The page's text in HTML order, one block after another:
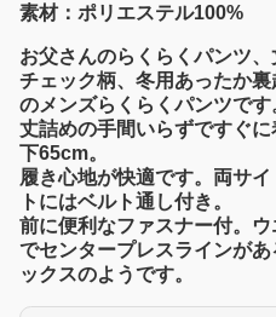
素材：ポリエステル100%
お父さんのらくらくパンツ、
チェック柄、冬用あったか
のメンズらくらくパンツです
丈詰めの手間いらずですぐ
下65cm。
履き心地が快適です。両サ
トにはベルト通し付き。
前に便利なファスナー付。
でセンタープレスラインが
ックスのようです。